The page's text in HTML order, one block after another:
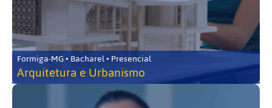
Formiga-MG • Bacharel • Presencial
Arquitetura e Urbanismo